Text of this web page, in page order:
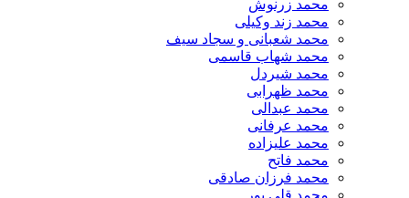
محمد زرنوش
محمد زند وکیلی
محمد شعبانی و سجاد سیف
محمد شهاب قاسمی
​محمد شیردل
محمد ظهرابی
محمد عبدالی
محمد عرفانی
محمد علیزاده
محمد فاتح
محمد فرزان صادقی
محمد قلی پور